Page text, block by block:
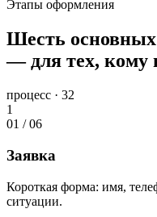
Этапы оформления
Шесть основных
— для тех, кому
процесс · 32
1
01 /06
Заявка
Короткая форма: имя,
ситуации.